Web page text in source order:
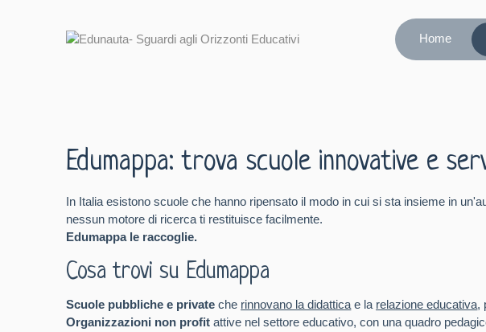
Home
Edumappa: trova scuole innovative e
In Italia esistono scuole che hanno ripensato il modo in cui si sta insieme in
nessun motore di ricerca ti restituisce facilmente.
Edumappa le raccoglie.
Cosa trovi su Edumappa
Scuole pubbliche e private che rinnovano la didattica e la relazione educativa,
Organizzazioni non profit attive nel settore educativo, con una quadro